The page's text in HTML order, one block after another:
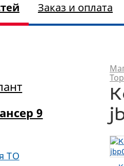
Заказ и оплата
9
ТО